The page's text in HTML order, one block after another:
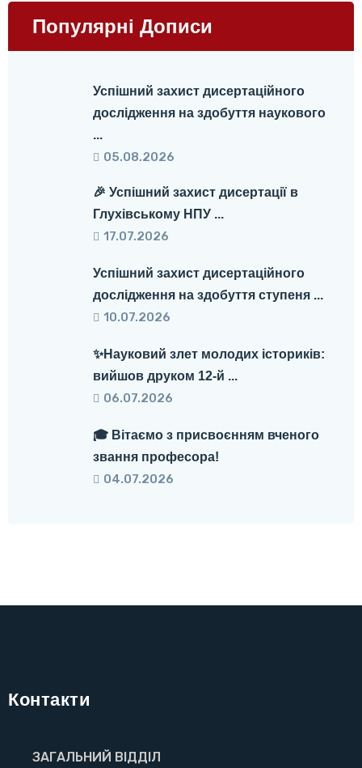
Популярні Дописи
Успішний захист дисертаційного
дослідження на здобуття наукового
...
05.08.2026
🎉 Успішний захист дисертації в
Глухівському НПУ ...
17.07.2026
Успішний захист дисертаційного
дослідження на здобуття ступеня ...
10.07.2026
✨Науковий злет молодих істориків:
вийшов друком 12-й ...
06.07.2026
🎓 Вітаємо з присвоєнням вченого
звання професора!
04.07.2026
Контакти
ЗАГАЛЬНИЙ ВІДДІЛ